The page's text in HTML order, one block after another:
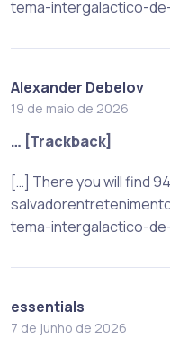
tema-intergalactico-
Alexander Debelov
19 de maio de 2026
… [Trackback]
[…] There you will find
tema-intergalactico-
essentials
7 de junho de 2026